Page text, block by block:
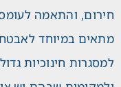
חירום, והתאמה
מתאים במיוחד
למסגרות חינוכיות